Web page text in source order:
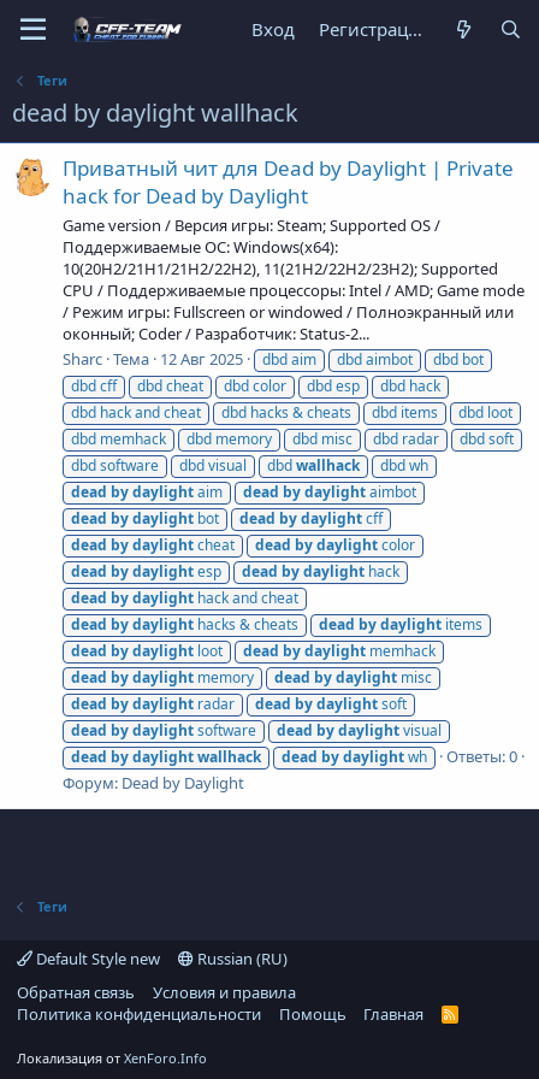
Вход Регистрация
Теги
dead by daylight wallhack
Приватный чит для Dead by Daylight | Private
hack for Dead by Daylight
Game version / Версия игры: Steam; Supported OS /
Поддерживаемые ОС: Windows(x64):
10(20H2/21H1/21H2/22H2), 11(21H2/22H2/23H2); Supported
CPU / Поддерживаемые процессоры: Intel / AMD; Game mode
/ Режим игры: Fullscreen or windowed / Полноэкранный или
оконный; Coder / Разработчик: Status-2...
Sharc Тема 12 Авг 2025 dbd aim dbd aimbot
dbd bot
dbd cff
dbd cheat dbd color dbd esp
dbd hack
dbd hack and cheat
dbd hacks & cheats dbd items
dbd loot
dbd memhack
dbd memory dbd misc dbd radar
dbd soft
dbd software
dbd visual dbdwallhack
dbd wh
dead bydaylightaim dead bydaylightaimbot
dead bydaylight bot dead bydaylightcff
dead bydaylightcheat dead bydaylightcolor
dead bydaylightesp dead bydaylight hack
dead bydaylight hack and cheat
dead bydaylight hacks & cheats dead bydaylight items
dead bydaylight loot dead bydaylight memhack
dead bydaylight memory dead bydaylight misc
dead bydaylight radar dead bydaylightsoft
dead bydaylightsoftware dead bydaylightvisual
dead bydaylightwallhack dead bydaylightwh
Ответы: 0
Форум: Dead by Daylight
Теги
Default Style new
Russian (RU)
Обратная связь
Условия и правила
Политика конфиденциальности
Помощь Главная
R
Локализация от XenForo.Info